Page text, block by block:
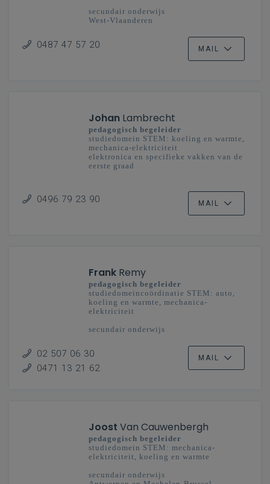
secundair onderwijs
West-Vlaanderen
0487 47 57 20 MAIL
Johan Lambrecht
pedagogisch begeleider
studiedomein STEM: koeling en warmte,
mechanica-elektriciteit
elektronica en specifieke vakken van de
eerste graad
0496 79 23 90 MAIL
Frank Remy
pedagogisch begeleider
studiedomeincoördinatie STEM: auto,
koeling en warmte, mechanica-
elektriciteit
secundair onderwijs
02 507 06 30
0471 13 21 62
MAIL
Joost Van Cauwenbergh
pedagogisch begeleider
studiedomein STEM: mechanica-
elektriciteit, koeling en warmte
secundair onderwijs